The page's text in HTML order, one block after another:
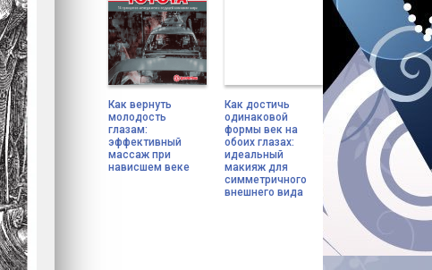
Как вернуть
молодость
глазам:
эффективный
массаж при
нависшем веке
Как достичь
одинаковой
формы век на
обоих глазах:
идеальный
макияж для
симметричного
внешнего вида